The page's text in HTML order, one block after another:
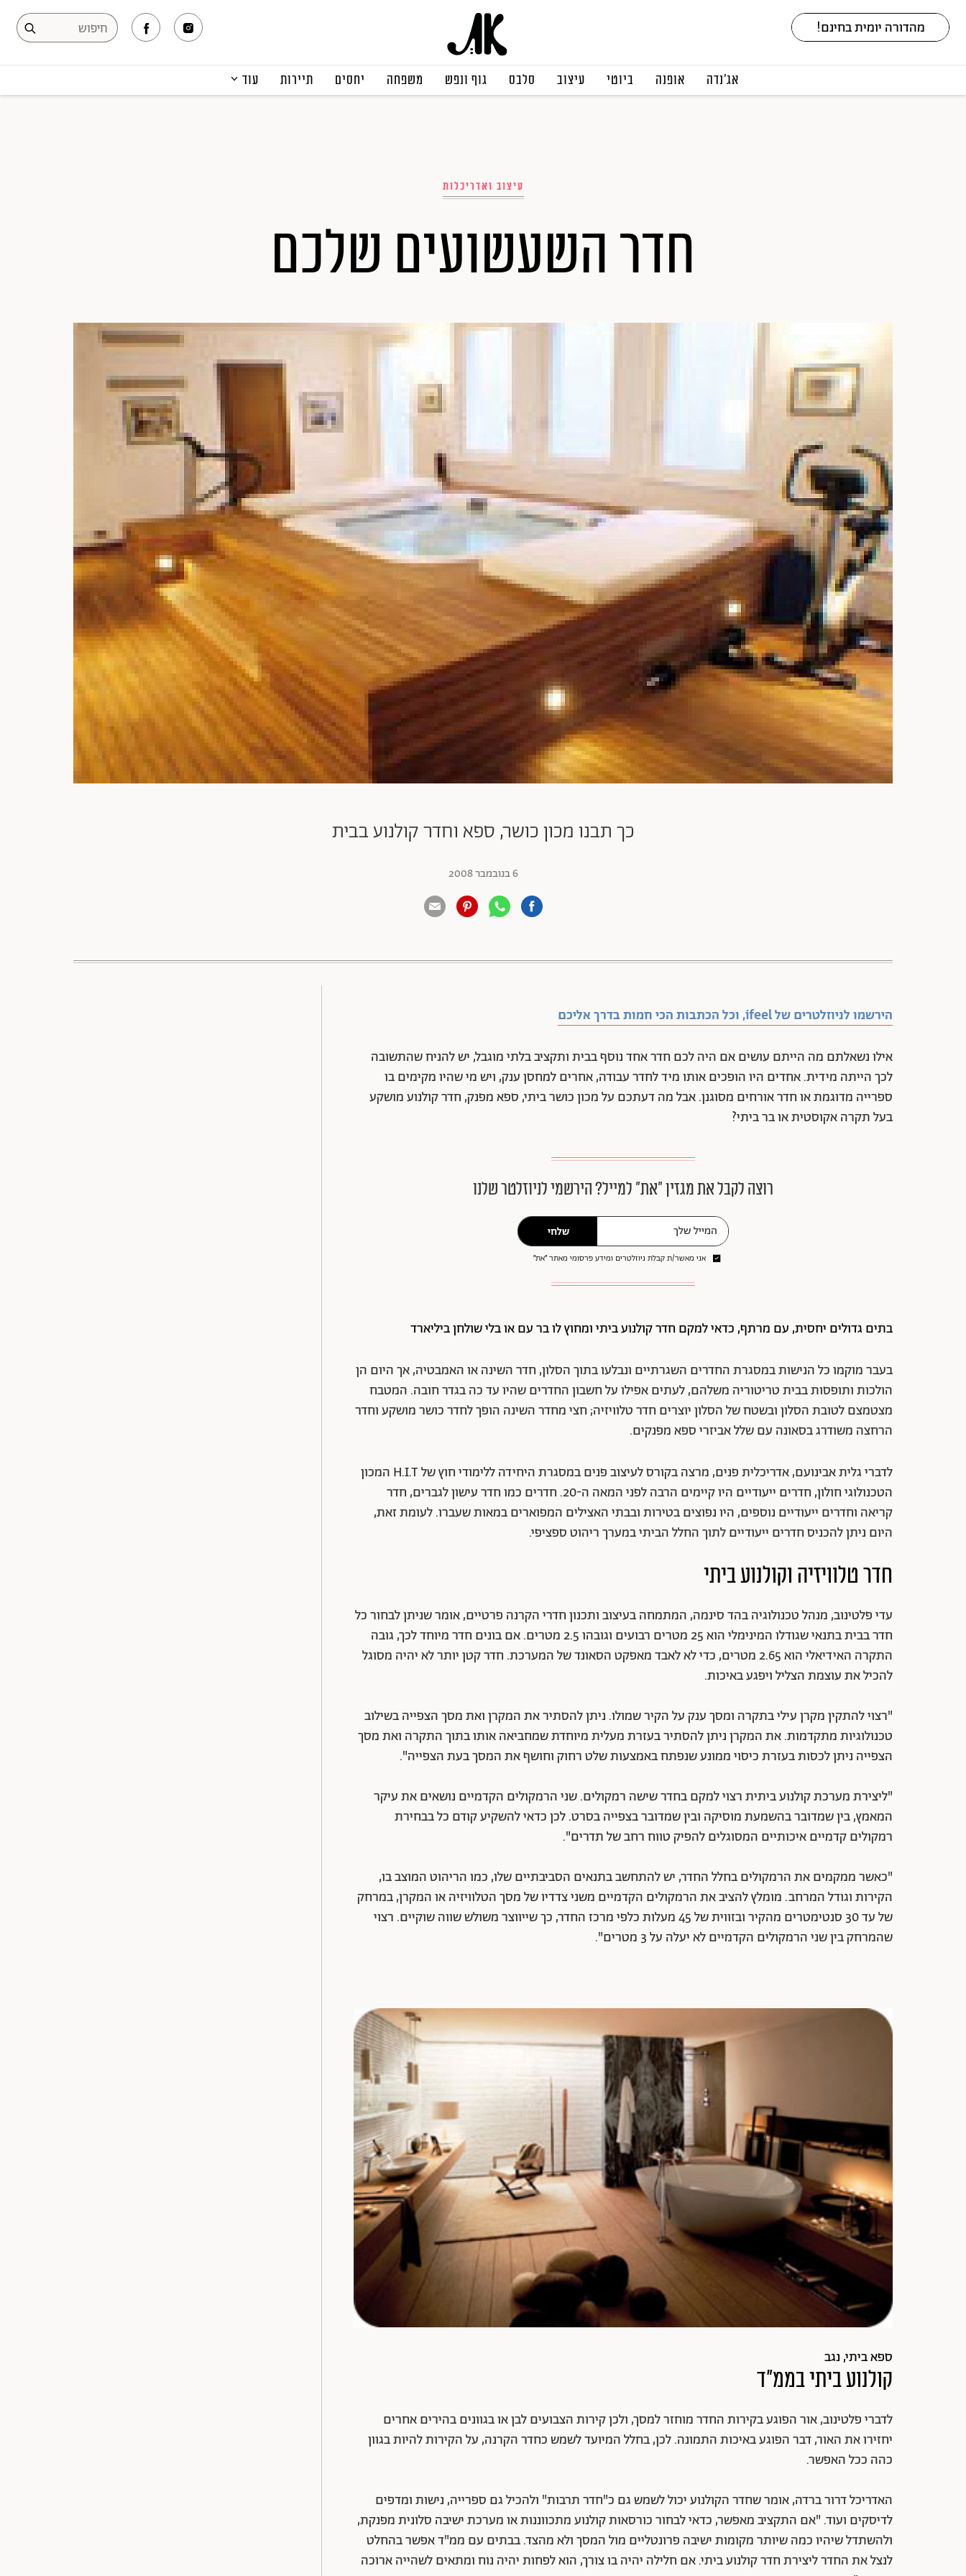
אג׳נדה אופנה ביוטי עיצוב סלבס גוף ונפש משפחה יחסים תיירות עוד
עיצוב ואדריכלות
חדר השעשועים שלכם
כך תבנו מכון כושר, ספא וחדר קולנוע בבית
6 בנובמבר 2008
הירשמו לניוזלטרים של ifeel, וכל הכתבות הכי חמות בדרך אליכם
אילו נשאלתם מה הייתם עושים אם היה לכם חדר אחד נוסף בבית ותקציב בלתי מוגבל, יש להניח שהתשובה
לכך הייתה מידית. אחדים היו הופכים אותו מיד לחדר עבודה, אחרים למחסן ענק, ויש מי שהיו מקימים בו
ספרייה מדוגמת או חדר אורחים מסוגנן. אבל מה דעתכם על מכון כושר ביתי, ספא מפנק, חדר קולנוע מושקע
בעל תקרה אקוסטית או בר ביתי?
רוצה לקבל את מגזין ״את״ למייל? הירשמי לניוזלטר שלנו
שלחי
אני מאשר/ת קבלת ניוזלטרים ומידע פרסומי מאתר ״את״
בתים גדולים יחסית, עם מרתף, כדאי למקם חדר קולנוע ביתי ומחוץ לו בר עם או בלי שולחן ביליארד
בעבר מוקמו כל הנישות במסגרת החדרים השגרתיים ונבלעו בתוך הסלון, חדר השינה או האמבטיה, אך היום הן
הולכות ותופסות בבית טריטוריה משלהם, לעתים אפילו על חשבון החדרים שהיו עד כה בגדר חובה. המטבח
מצטמצם לטובת הסלון ובשטח של הסלון יוצרים חדר טלוויזיה; חצי מחדר השינה הופך לחדר כושר מושקע וחדר
הרחצה משודרג בסאונה עם שלל אביזרי ספא מפנקים.
לדברי גלית אבינועם, אדריכלית פנים, מרצה בקורס לעיצוב פנים במסגרת היחידה ללימודי חוץ של H.I.T המכון
הטכנולוגי חולון, חדרים ייעודיים היו קיימים הרבה לפני המאה ה-20. חדרים כמו חדר עישון לגברים, חדר
קריאה וחדרים ייעודיים נוספים, היו נפוצים בטירות ובבתי האצילים המפוארים במאות שעברו. לעומת זאת,
היום ניתן להכניס חדרים ייעודיים לתוך החלל הביתי במערך ריהוט ספציפי.
חדר טלוויזיה וקולנוע ביתי
עדי פלטינוב, מנהל טכנולוגיה בהד סינמה, המתמחה בעיצוב ותכנון חדרי הקרנה פרטיים, אומר שניתן לבחור כל
חדר בבית בתנאי שגודלו המינימלי הוא 25 מטרים רבועים וגובהו 2.5 מטרים. אם בונים חדר מיוחד לכך, גובה
התקרה האידיאלי הוא 2.65 מטרים, כדי לא לאבד מאפקט הסאונד של המערכת. חדר קטן יותר לא יהיה מסוגל
להכיל את עוצמת הצליל ויפגע באיכות.
"רצוי להתקין מקרן עילי בתקרה ומסך ענק על הקיר שמולו. ניתן להסתיר את המקרן ואת מסך הצפייה בשילוב
טכנולוגיות מתקדמות. את המקרן ניתן להסתיר בעזרת מעלית מיוחדת שמחביאה אותו בתוך התקרה ואת מסך
הצפייה ניתן לכסות בעזרת כיסוי ממונע שנפתח באמצעות שלט רחוק וחושף את המסך בעת הצפייה".
"ליצירת מערכת קולנוע ביתית רצוי למקם בחדר שישה רמקולים. שני הרמקולים הקדמיים נושאים את עיקר
המאמץ, בין שמדובר בהשמעת מוסיקה ובין שמדובר בצפייה בסרט. לכן כדאי להשקיע קודם כל בבחירת
רמקולים קדמיים איכותיים המסוגלים להפיק טווח רחב של תדרים".
"כאשר ממקמים את הרמקולים בחלל החדר, יש להתחשב בתנאים הסביבתיים שלו, כמו הריהוט המוצב בו,
הקירות וגודל המרחב. מומלץ להציב את הרמקולים הקדמיים משני צדדיו של מסך הטלוויזיה או המקרן, במרחק
של עד 30 סנטימטרים מהקיר ובזווית של 45 מעלות כלפי מרכז החדר, כך שייווצר משולש שווה שוקיים. רצוי
שהמרחק בין שני הרמקולים הקדמיים לא יעלה על 3 מטרים".
ספא ביתי, נגב
קולנוע ביתי בממ"ד
לדברי פלטינוב, אור הפוגע בקירות החדר מוחזר למסך, ולכן קירות הצבועים לבן או בגוונים בהירים אחרים
יחזירו את האור, דבר הפוגע באיכות התמונה. לכן, בחלל המיועד לשמש כחדר הקרנה, על הקירות להיות בגוון
כהה ככל האפשר.
האדריכל דרור ברדה, אומר שחדר הקולנוע יכול לשמש גם כ"חדר תרבות" ולהכיל גם ספרייה, נישות ומדפים
לדיסקים ועוד. "אם התקציב מאפשר, כדאי לבחור כורסאות קולנוע מתכווננות או מערכת ישיבה סלונית מפנקת,
ולהשתדל שיהיו כמה שיותר מקומות ישיבה פרונטליים מול המסך ולא מהצד. בבתים עם ממ"ד אפשר בהחלט
לנצל את החדר ליצירת חדר קולנוע ביתי. אם חלילה יהיה בו צורך, הוא לפחות יהיה נוח ומתאים לשהייה ארוכה